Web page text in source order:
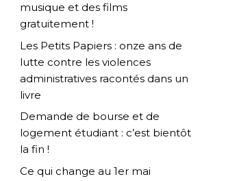
musique et des films
gratuitement !
Les Petits Papiers : onze ans de
lutte contre les violences
administratives racontés dans un
livre
Demande de bourse et de
logement étudiant : c’est bientôt
la fin !
Ce qui change au 1er mai